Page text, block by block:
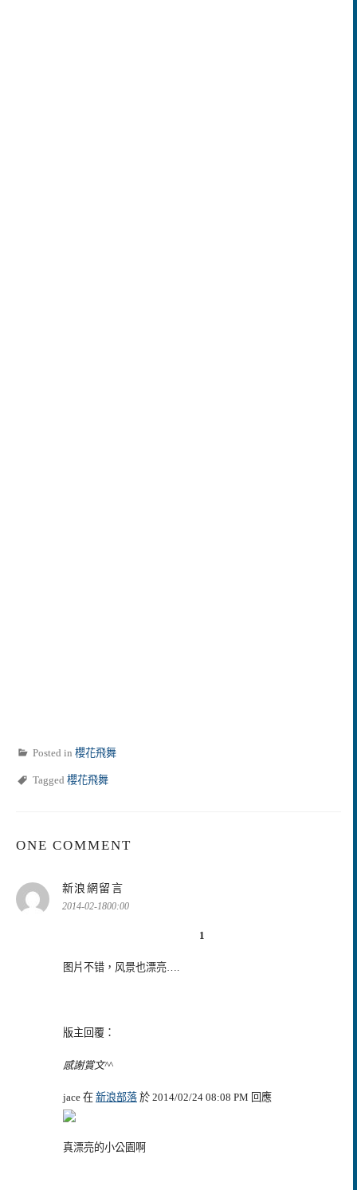
Posted in 櫻花飛舞
Tagged 櫻花飛舞
ONE COMMENT
新浪網留言
示:
2014-02-1800:00
1
图片不错，风景也漂亮….
版主回覆：
感謝賞文^^
jace 在 新浪部落 於 2014/02/24 08:08 PM 回應
真漂亮的小公園啊